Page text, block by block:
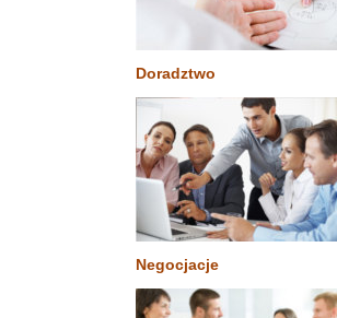
Doradztwo
Negocjacje